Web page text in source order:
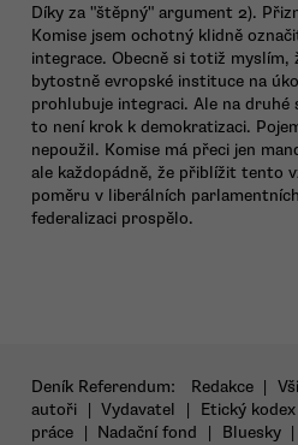
Díky za "štěpný" argument 2).
Komise jsem ochotný klidně
integrace. Obecně si totiž myslím,
bytostně evropské instituce na
prohlubuje integraci. Ale na druhé
to není krok k demokratizaci.
nepoužil. Komise má přeci jen
ale každopádně, že přiblížit tento
poměru v liberálních
federalizaci prospělo.
Deník Referendum: Redakce |
autoři | Vydavatel | Etický kodex
práce | Nadační fond | Bluesky |